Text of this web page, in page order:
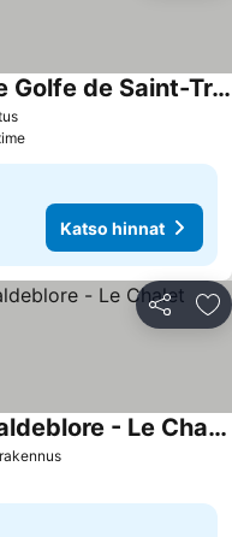
Katso hinnat
B&B HOTEL Sainte-Maxime Golfe de Saint-Tropez
Katso hinnat
Jaa
Katso hinnat
Auberge de jeunesse HI Valdeblore - Le Chalet